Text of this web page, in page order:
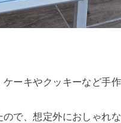
ーキやクッキーなど手
で、想定外におしゃれな